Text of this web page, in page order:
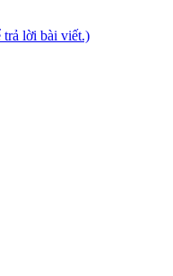
lời bài viết.)